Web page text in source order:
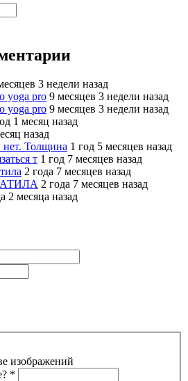
3 недели назад
yoga pro 9 месяцев 3 недели назад
yoga pro 9 месяцев 3 недели назад
1 месяц назад
назад
Толщина 1 год 5 месяцев назад
т 1 год 7 месяцев назад
2 года 7 месяцев назад
2 года 7 месяцев назад
2 месяца назад
*